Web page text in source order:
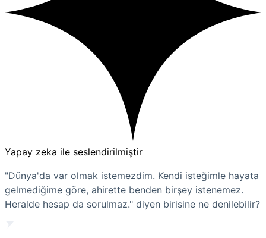
Yapay zeka ile seslendirilmiştir
"Dünya'da var olmak istemezdim. Kendi isteğimle hayata
gelmediğime göre, ahirette benden birşey istenemez.
Heralde hesap da sorulmaz." diyen birisine ne denilebilir?